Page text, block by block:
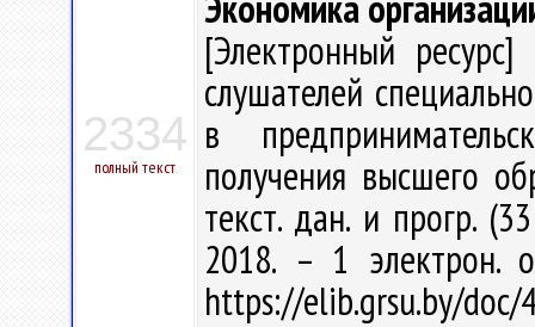
2334
полный текст
[Электронный
слушателей
в
получения высшего
текст. дан. и прогр.
2018. – 1 электрон.
https://elib.grsu.by/doc/